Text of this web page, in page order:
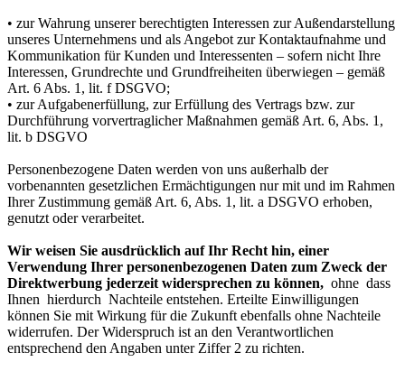
• zur Wahrung unserer berechtigten Interessen zur Außendarstellung
unseres Unternehmens und als Angebot zur Kontaktaufnahme und
Kommunikation für Kunden und Interessenten – sofern nicht Ihre
Interessen, Grundrechte und Grundfreiheiten überwiegen – gemäß
Art. 6 Abs. 1, lit. f DSGVO;
• zur Aufgabenerfüllung, zur Erfüllung des Vertrags bzw. zur
Durchführung vorvertraglicher Maßnahmen gemäß Art. 6, Abs. 1,
lit. b DSGVO
Personenbezogene Daten werden von uns außerhalb der
vorbenannten gesetzlichen Ermächtigungen nur mit und im Rahmen
Ihrer Zustimmung gemäß Art. 6, Abs. 1, lit. a DSGVO erhoben,
genutzt oder verarbeitet.
Wir weisen Sie ausdrücklich auf Ihr Recht hin, einer
Verwendung Ihrer personenbezogenen Daten zum Zweck der
Direktwerbung jederzeit widersprechen zu können, ohne dass
Ihnen hierdurch Nachteile entstehen. Erteilte Einwilligungen
können Sie mit Wirkung für die Zukunft ebenfalls ohne Nachteile
widerrufen. Der Widerspruch ist an den Verantwortlichen
entsprechend den Angaben unter Ziffer 2 zu richten.